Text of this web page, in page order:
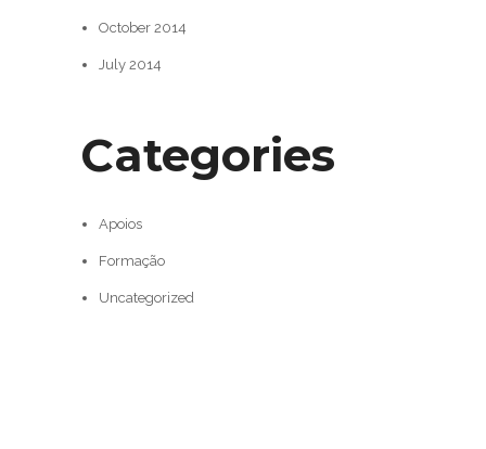
October 2014
July 2014
Categories
Apoios
Formação
Uncategorized